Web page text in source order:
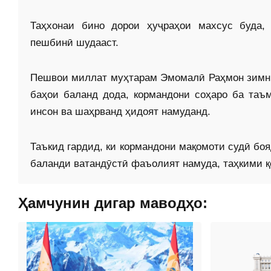
Таҳхонаи бино дорои ҳуҷраҳои махсус буда,
пешбинӣ шудааст.
Пешвои миллат муҳтарам Эмомалӣ Раҳмон
баҳои баланд дода, кормандони соҳаро ба
инсон ва шаҳрванд ҳидоят намуданд.
Таъкид гардид, ки кормандони мақомоти судӣ
баланди ватандӯстӣ фаъолият намуда, таҳкими
Ҳамчунин дигар маводҳо: